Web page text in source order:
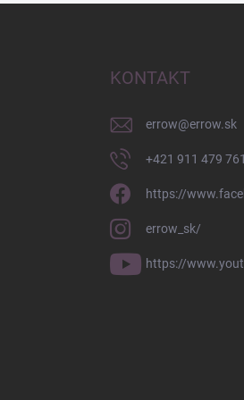
KONTAKT
errow@errow.sk
+421 911 479 761
https://
errow_sk/
https://